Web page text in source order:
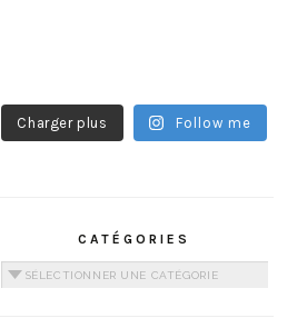
Charger plus Follow me
CATÉGORIES
Catégories